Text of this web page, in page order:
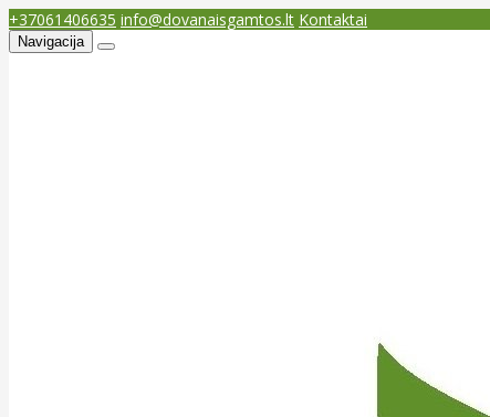
+37061406635 info@dovanaisgamtos.lt Kontaktai
Navigacija